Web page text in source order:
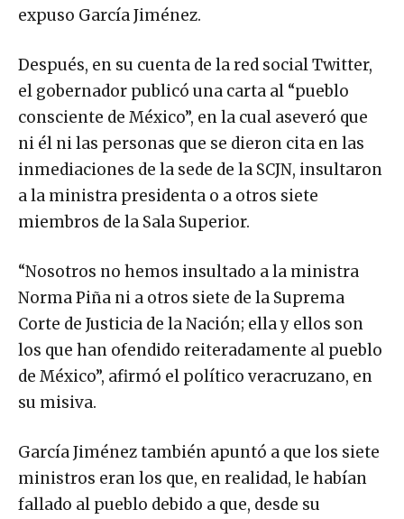
expuso García Jiménez.
Después, en su cuenta de la red social Twitter,
el gobernador publicó una carta al “pueblo
consciente de México”, en la cual aseveró que
ni él ni las personas que se dieron cita en las
inmediaciones de la sede de la SCJN, insultaron
a la ministra presidenta o a otros siete
miembros de la Sala Superior.
“Nosotros no hemos insultado a la ministra
Norma Piña ni a otros siete de la Suprema
Corte de Justicia de la Nación; ella y ellos son
los que han ofendido reiteradamente al pueblo
de México”, afirmó el político veracruzano, en
su misiva.
García Jiménez también apuntó a que los siete
ministros eran los que, en realidad, le habían
fallado al pueblo debido a que, desde su